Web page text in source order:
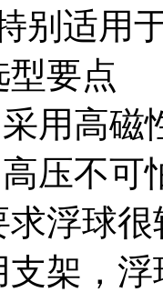
别适用
要点
用高磁
压不
浮球
架，